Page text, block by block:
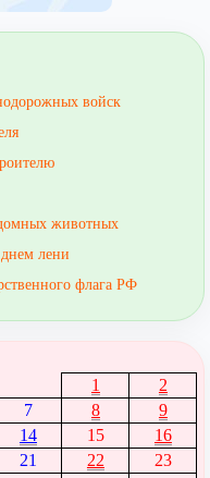
войск
животных
лени
флага РФ
1
2
7 8
9
14 15
16
21 22
23